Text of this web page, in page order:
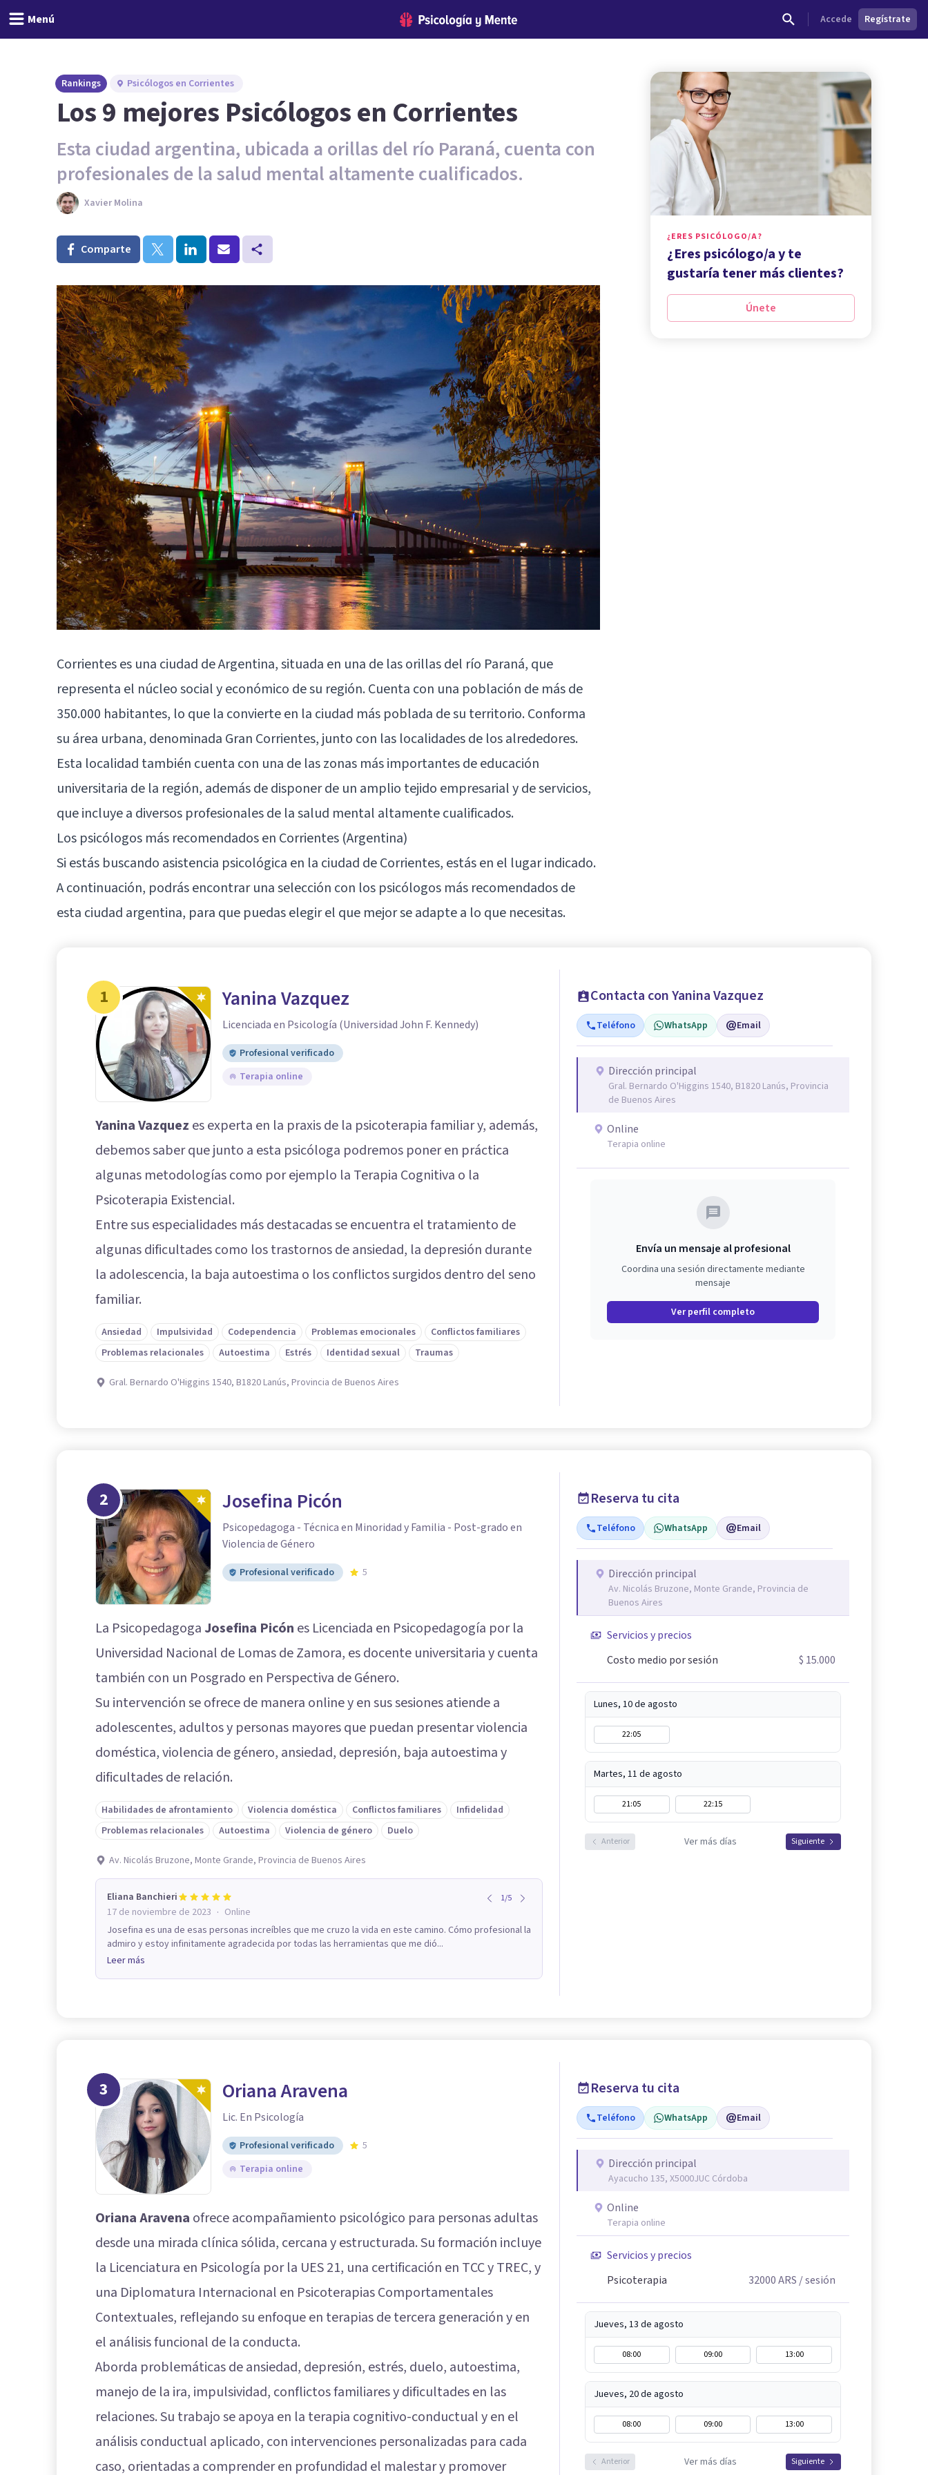
Menú Accede Regístrate
Rankings Psicólogos en Corrientes
Los 9 mejores Psicólogos en Corrientes
Esta ciudad argentina, ubicada a orillas del río Paraná, cuenta con
profesionales de la salud mental altamente cualificados.
Xavier Molina
Comparte
Corrientes es una ciudad de Argentina, situada en una de las orillas del río Paraná, que
representa el núcleo social y económico de su región. Cuenta con una población de más de
350.000 habitantes, lo que la convierte en la ciudad más poblada de su territorio. Conforma
su área urbana, denominada Gran Corrientes, junto con las localidades de los alrededores.
Esta localidad también cuenta con una de las zonas más importantes de educación
universitaria de la región, además de disponer de un amplio tejido empresarial y de servicios,
que incluye a diversos profesionales de la salud mental altamente cualificados.
Los psicólogos más recomendados en Corrientes (Argentina)
Si estás buscando asistencia psicológica en la ciudad de Corrientes, estás en el lugar indicado.
A continuación, podrás encontrar una selección con los psicólogos más recomendados de
esta ciudad argentina, para que puedas elegir el que mejor se adapte a lo que necesitas.
¿ERES PSICÓLOGO/A?
¿Eres psicólogo/a y te
gustaría tener más clientes?
Únete
1 Yanina Vazquez
Licenciada en Psicología (Universidad John F. Kennedy)
Profesional verificado
Terapia online
Yanina Vazquez es experta en la praxis de la psicoterapia familiar y, además,
debemos saber que junto a esta psicóloga podremos poner en práctica
algunas metodologías como por ejemplo la Terapia Cognitiva o la
Psicoterapia Existencial.
Entre sus especialidades más destacadas se encuentra el tratamiento de
algunas dificultades como los trastornos de ansiedad, la depresión durante
la adolescencia, la baja autoestima o los conflictos surgidos dentro del seno
familiar.
Ansiedad Impulsividad Codependencia Problemas emocionales
Conflictos familiares
Problemas relacionales
Autoestima Estrés Identidad sexual Traumas
Gral. Bernardo O'Higgins 1540, B1820 Lanús, Provincia de Buenos Aires
Contacta con Yanina Vazquez
Teléfono WhatsApp Email
Dirección principal
Gral. Bernardo O'Higgins 1540, B1820 Lanús, Provincia
de Buenos Aires
Online
Terapia online
Envía un mensaje al profesional
Coordina una sesión directamente mediante
mensaje
Ver perfil completo
2 Josefina Picón
Psicopedagoga - Técnica en Minoridad y Familia - Post-grado en
Violencia de Género
Profesional verificado 5
La PsicopedagogaJosefina Picón es Licenciada en Psicopedagogía por la
Universidad Nacional de Lomas de Zamora, es docente universitaria y cuenta
también con un Posgrado en Perspectiva de Género.
Su intervención se ofrece de manera online y en sus sesiones atiende a
adolescentes, adultos y personas mayores que puedan presentar violencia
doméstica, violencia de género, ansiedad, depresión, baja autoestima y
dificultades de relación.
Habilidades de afrontamiento Violencia doméstica Conflictos familiares
Infidelidad
Problemas relacionales
Autoestima Violencia de género Duelo
Av. Nicolás Bruzone, Monte Grande, Provincia de Buenos Aires
Eliana Banchieri 1/5
17 de noviembre de 2023 · Online
Josefina es una de esas personas increíbles que me cruzo la vida en este camino. Cómo profesional la
admiro y estoy infinitamente agradecida por todas las herramientas que me dió...
Leer más
Reserva tu cita
Teléfono WhatsApp Email
Dirección principal
Av. Nicolás Bruzone, Monte Grande, Provincia de
Buenos Aires
Servicios y precios
Costo medio por sesión
$ 15.000
Lunes, 10 de agosto
22:05
Martes, 11 de agosto
21:05 22:15
Anterior Ver más días Siguiente
3 Oriana Aravena
Lic. En Psicología
Profesional verificado
5
Terapia online
Oriana Aravena ofrece acompañamiento psicológico para personas adultas
desde una mirada clínica sólida, cercana y estructurada. Su formación incluye
la Licenciatura en Psicología por la UES 21, una certificación en TCC y TREC, y
una Diplomatura Internacional en Psicoterapias Comportamentales
Contextuales, reflejando su enfoque en terapias de tercera generación y en
el análisis funcional de la conducta.
Aborda problemáticas de ansiedad, depresión, estrés, duelo, autoestima,
manejo de la ira, impulsividad, conflictos familiares y dificultades en las
relaciones. Su trabajo se apoya en la terapia cognitivo-conductual y en el
análisis conductual aplicado, con intervenciones personalizadas para cada
caso, orientadas a comprender en profundidad el malestar y promover
Reserva tu cita
Teléfono WhatsApp Email
Dirección principal
Ayacucho 135, X5000JUC Córdoba
Online
Terapia online
Servicios y precios
Psicoterapia
32000ARS / sesión
Jueves, 13 de agosto
08:00 09:00 13:00
Jueves, 20 de agosto
08:00 09:00 13:00
Anterior Ver más días Siguiente